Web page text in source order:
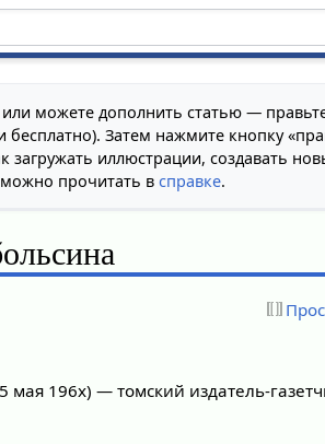
можете дополнить статью —
бесплатно). Затем нажмите кнопку
иллюстрации, создавать
прочитать в справке.
мая 196х) — томский издатель-